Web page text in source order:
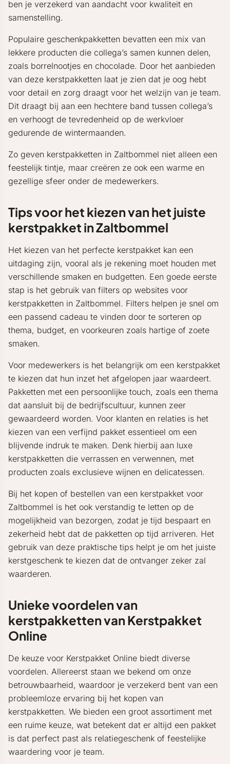
ben je verzekerd van aandacht voor kwaliteit en
samenstelling.
Populaire geschenkpakketten bevatten een mix van
lekkere producten die collega’s samen kunnen delen,
zoals borrelnootjes en chocolade. Door het aanbieden
van deze kerstpakketten laat je zien dat je oog hebt
voor detail en zorg draagt voor het welzijn van je team.
Dit draagt bij aan een hechtere band tussen collega’s
en verhoogt de tevredenheid op de werkvloer
gedurende de wintermaanden.
Zo geven kerstpakketten in Zaltbommel niet alleen een
feestelijk tintje, maar creëren ze ook een warme en
gezellige sfeer onder de medewerkers.
Tips voor het kiezen van het juiste
kerstpakket in Zaltbommel
Het kiezen van het perfecte kerstpakket kan een
uitdaging zijn, vooral als je rekening moet houden met
verschillende smaken en budgetten. Een goede eerste
stap is het gebruik van filters op websites voor
kerstpakketten in Zaltbommel. Filters helpen je snel om
een passend cadeau te vinden door te sorteren op
thema, budget, en voorkeuren zoals hartige of zoete
smaken.
Voor medewerkers is het belangrijk om een kerstpakket
te kiezen dat hun inzet het afgelopen jaar waardeert.
Pakketten met een persoonlijke touch, zoals een thema
dat aansluit bij de bedrijfscultuur, kunnen zeer
gewaardeerd worden. Voor klanten en relaties is het
kiezen van een verfijnd pakket essentieel om een
blijvende indruk te maken. Denk hierbij aan luxe
kerstpakketten die verrassen en verwennen, met
producten zoals exclusieve wijnen en delicatessen.
Bij het kopen of bestellen van een kerstpakket voor
Zaltbommel is het ook verstandig te letten op de
mogelijkheid van bezorgen, zodat je tijd bespaart en
zekerheid hebt dat de pakketten op tijd arriveren. Het
gebruik van deze praktische tips helpt je om het juiste
kerstgeschenk te kiezen dat de ontvanger zeker zal
waarderen.
Unieke voordelen van
kerstpakketten van Kerstpakket
Online
De keuze voor Kerstpakket Online biedt diverse
voordelen. Allereerst staan we bekend om onze
betrouwbaarheid, waardoor je verzekerd bent van een
probleemloze ervaring bij het kopen van
kerstpakketten. We bieden een groot assortiment met
een ruime keuze, wat betekent dat er altijd een pakket
is dat perfect past als relatiegeschenk of feestelijke
waardering voor je team.